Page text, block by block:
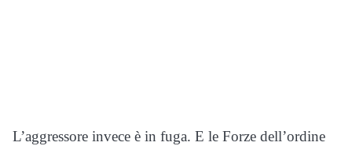
L’aggressore invece è in fuga. E le Forze dell’ordine